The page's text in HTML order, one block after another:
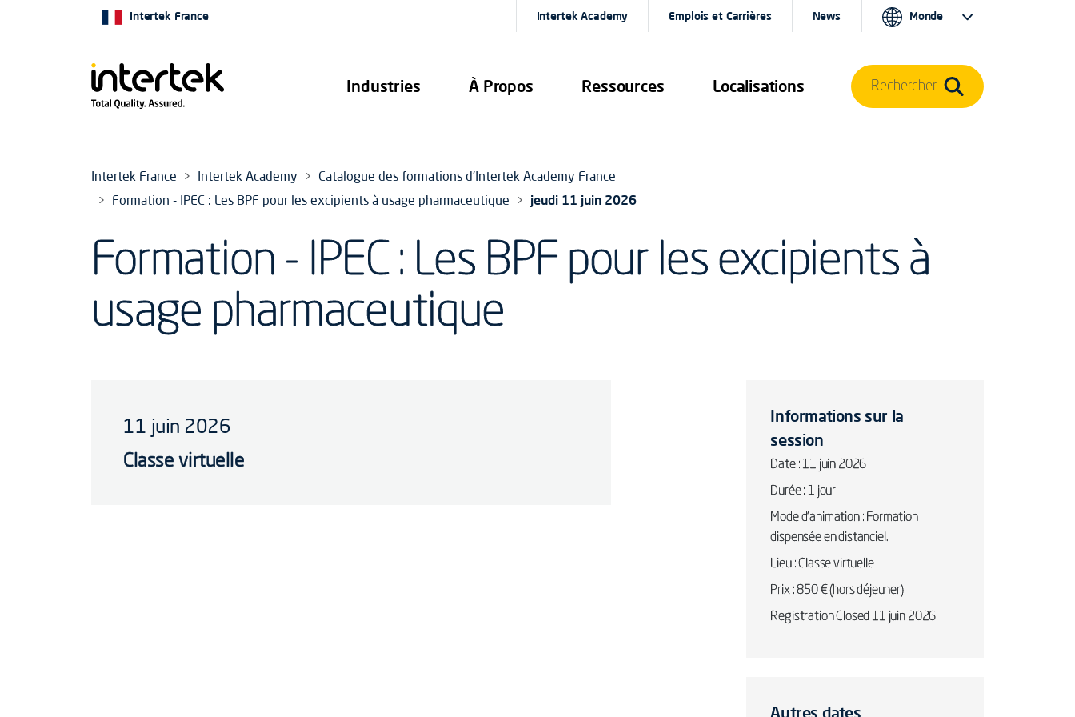
Industries À Propos Ressources Localisations
Intertek France Intertek Academy Emplois et Carrières News Monde
Rechercher
Intertek France Intertek Academy
Catalogue des formations d'Intertek Academy France
Formation - IPEC : Les BPF pour les excipients à usage pharmaceutique
jeudi 11 juin 2026
Formation - IPEC : Les BPF pour les excipients à
usage pharmaceutique
11 juin 2026
Classe virtuelle
Informations sur la
session
Date : 11 juin 2026
Durée : 1 jour
Mode d'animation : Formation
dispensée en distanciel.
Lieu : Classe virtuelle
Prix : 850 € (hors déjeuner)
Registration Closed 11 juin 2026
Autres dates